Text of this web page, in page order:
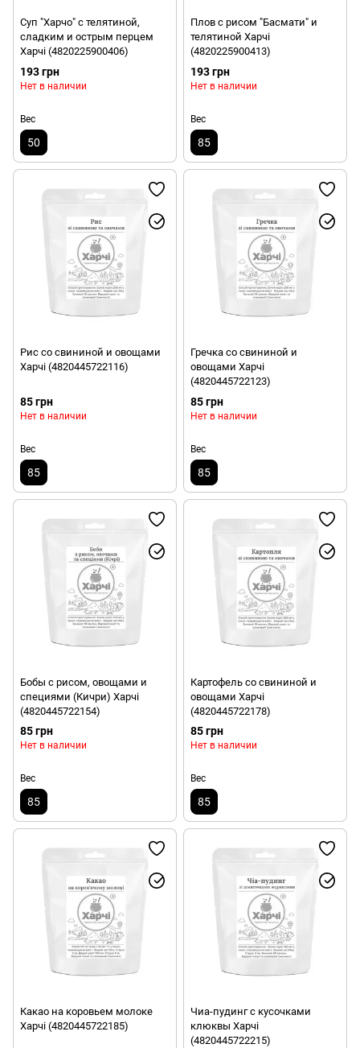
Суп "Харчо" с телятиной,
сладким и острым перцем
Харчі (4820225900406)
193 грн
Нет в наличии
Вес
50
Плов с рисом "Басмати" и
телятиной Харчі
(4820225900413)
193 грн
Нет в наличии
Вес
85
Рис со свининой и овощами
Харчі (4820445722116)
85 грн
Нет в наличии
Вес
85
Гречка со свининой и
овощами Харчі
(4820445722123)
85 грн
Нет в наличии
Вес
85
Бобы с рисом, овощами и
специями (Кичри) Харчі
(4820445722154)
85 грн
Нет в наличии
Вес
85
Картофель со свининой и
овощами Харчі
(4820445722178)
85 грн
Нет в наличии
Вес
85
Какао на коровьем молоке
Харчі (4820445722185)
Чиа-пудинг с кусочками
клюквы Харчі
(4820445722215)